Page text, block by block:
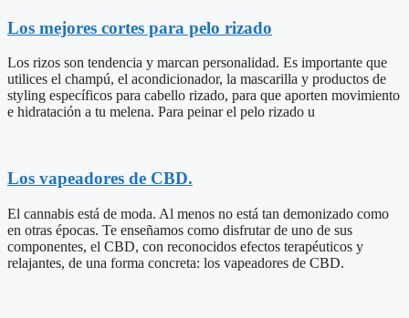
Los mejores cortes para pelo rizado
Los rizos son tendencia y marcan personalidad. Es importante que
utilices el champú, el acondicionador, la mascarilla y productos de
styling específicos para cabello rizado, para que aporten movimiento
e hidratación a tu melena. Para peinar el pelo rizado u
Los vapeadores de CBD.
El cannabis está de moda. Al menos no está tan demonizado como
en otras épocas. Te enseñamos como disfrutar de uno de sus
componentes, el CBD, con reconocidos efectos terapéuticos y
relajantes, de una forma concreta: los vapeadores de CBD.